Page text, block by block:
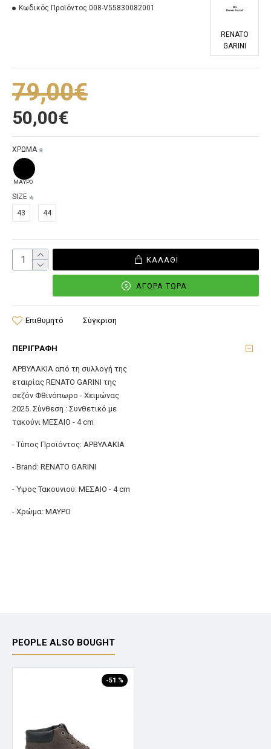
50,00€
79,00€
Κωδικός Προϊόντος 008-V55830082001
RENATO
GARINI
ΧΡΩΜΑ
ΜΑΥΡΟ
SIZE
43
44
ΚΑΛΆΘΙ
ΑΓΟΡΆ ΤΏΡΑ
Επιθυμητό Σύγκριση
ΠΕΡΙΓΡΑΦΉ
ΑΡΒΥΛΑΚΙΑ από τη συλλογή της
εταιρίας RENATO GARINI της
σεζόν Φθινόπωρο - Χειμώνας
2025. Σύνθεση : Συνθετικό με
τακούνι ΜΕΣΑΙΟ - 4 cm
- Τύπος Προϊόντος: ΑΡΒΥΛΑΚΙΑ
- Brand: RENATO GARINI
- Ύψος Τακουνιού: ΜΕΣΑΙΟ - 4 cm
- Χρώμα: ΜΑΥΡΟ
PEOPLE ALSO BOUGHT
-51 %